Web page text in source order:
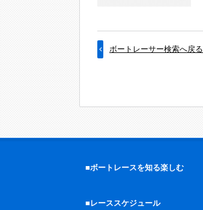
ボートレーサー検索へ戻る
■ボートレースを知る楽しむ
■レーススケジュール